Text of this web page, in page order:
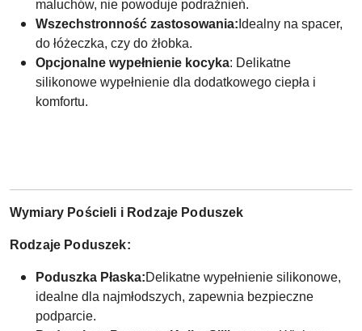
maluchów, nie powoduje podrażnień.
Wszechstronność zastosowania: Idealny na spacer,
do łóżeczka, czy do żłobka.
Opcjonalne wypełnienie kocyka: Delikatne
silikonowe wypełnienie dla dodatkowego ciepła i
komfortu.
Wymiary Pościeli i Rodzaje Poduszek
Rodzaje Poduszek:
Poduszka Płaska:Delikatne wypełnienie silikonowe,
idealne dla najmłodszych, zapewnia bezpieczne
podparcie.